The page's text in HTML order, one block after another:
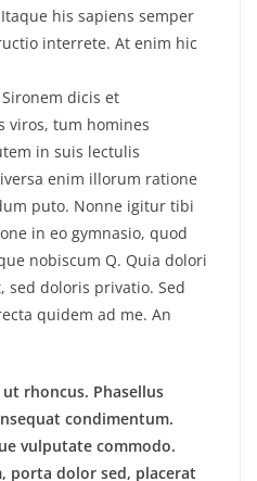
his sapiens semper
interrete. At enim hic
dicis et
viros, tum homines
in suis lectulis
enim illorum ratione
puto. Nonne igitur tibi
in eo gymnasio, quod
nobiscum Q. Quia dolori
sed doloris privatio. Sed
quidem ad me. An
rhoncus. Phasellus
condimentum.
vulputate commodo.
porta dolor sed, placerat